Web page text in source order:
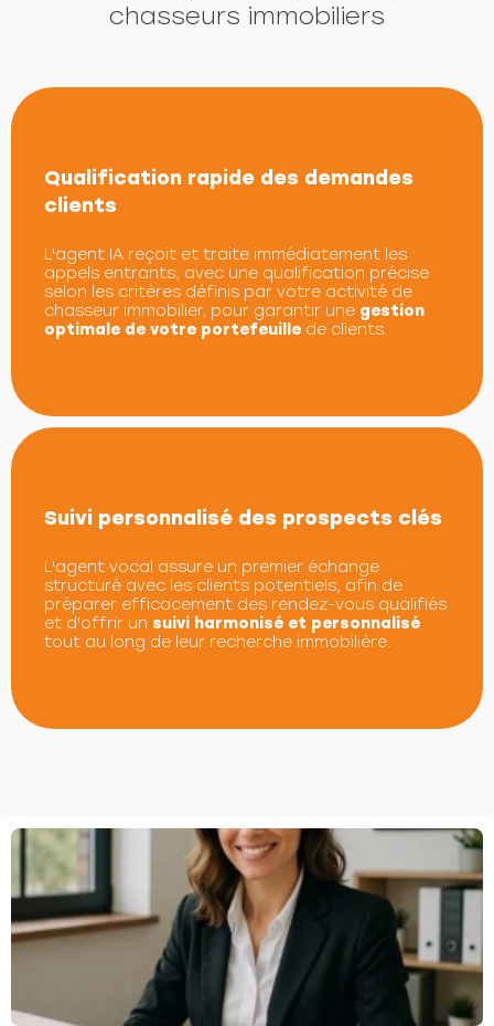
chasseurs immobiliers
Qualification rapide des demandes
clients
L'agent IA reçoit et traite immédiatement les
appels entrants, avec une qualification précise
selon les critères définis par votre activité de
chasseur immobilier, pour garantir une gestion
optimale de votre portefeuille de clients.
Suivi personnalisé des prospects clés
L'agent vocal assure un premier échange
structuré avec les clients potentiels, afin de
préparer efficacement des rendez-vous qualifiés
et d'offrir un suivi harmonisé et personnalisé
tout au long de leur recherche immobilière.